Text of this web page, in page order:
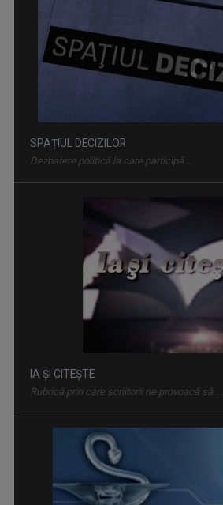
SPAȚIUL DECIZILOR
Dezbatere politică la care participă ...
IA ȘI CITEȘTE
Rubrică prin care scriitorii ne provoacă să ...
TABLETA DE SĂNĂTATE